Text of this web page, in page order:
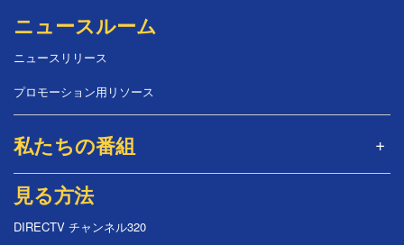
ニュースルーム
ニュースリリース
プロモーション用リソース
私たちの番組
見る方法
DIRECTV チャンネル320